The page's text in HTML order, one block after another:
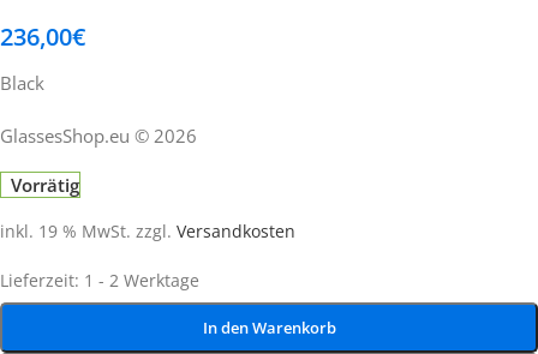
236,00€
Black
GlassesShop.eu © 2026
Vorrätig
inkl. 19 % MwSt. zzgl. Versandkosten
Lieferzeit: 1 - 2 Werktage
In den Warenkorb